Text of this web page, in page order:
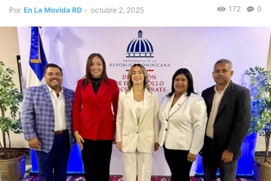
Por En La Movida RD - octubre 2, 2025 0
172